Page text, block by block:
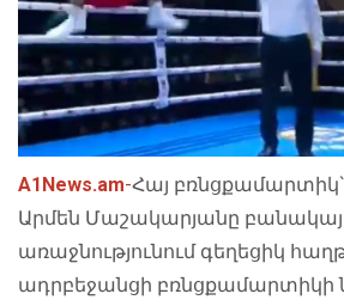
A1News.am-Հայ բռնցքամարտիկ`
Արմեն Մաշակարյանը
առաջնությունում գեղեցիկ
ադրբեջանցի բռնցքամարտիկի